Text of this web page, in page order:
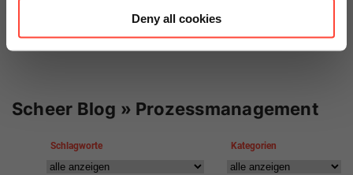
Deny all cookies
Scheer Blog » Prozessmanagement
Schlagworte Kategorien